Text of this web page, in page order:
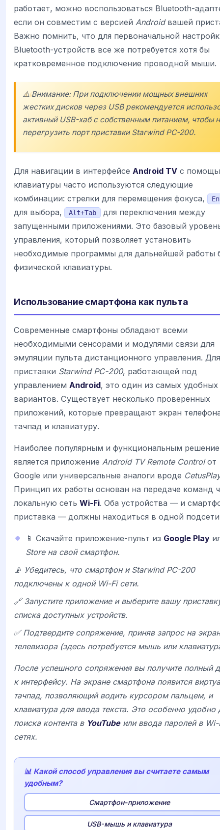
работает, можно воспользоваться Bluetooth-
если он совместим с версией Androidвашей
Важно помнить, что для первоначальной
Bluetooth-устройств все же потребуется хотя бы
кратковременное подключение проводной мыши.
⚠️ Внимание: При подключении мощных внешних
жестких дисков через USB рекомендуется
активный USB-хаб с собственным питанием, чтобы
перегрузить порт приставки Starwind PC-200.
Для навигации в интерфейсе Android TV с
клавиатуры часто используются следующие
комбинации: стрелки для перемещения фокуса,
для выбора, Alt+Tab
для переключения между
запущенными приложениями. Это базовый
управления, который позволяет установить
необходимые программы для дальнейшей работы
физической клавиатуры.
Использование смартфона как пульта
Современные смартфоны обладают всеми
необходимыми сенсорами и модулями связи для
эмуляции пульта дистанционного управления. Для
приставки Starwind PC-200, работающей под
управлением Android, это один из самых удобных
вариантов. Существует несколько проверенных
приложений, которые превращают экран
тачпад и клавиатуру.
Наиболее популярным и функциональным
является приложение Android TV Remote Controlот
Google или универсальные аналоги вроде
Принцип их работы основан на передаче команд
локальную сеть Wi-Fi. Оба устройства — и
приставка — должны находиться в одной
📱 Скачайте приложение-пульт из Google Play
Store на свой смартфон.
📡 Убедитесь, что смартфон и Starwind PC-200
подключены к одной Wi-Fi сети.
🔗 Запустите приложение и выберите вашу
списка доступных устройств.
✅ Подтвердите сопряжение, приняв запрос на
телевизора (здесь потребуется мышь или
После успешного сопряжения вы получите полный
к интерфейсу. На экране смартфона появится
тачпад, позволяющий водить курсором пальцем, и
клавиатура для ввода текста. Это особенно удобно
поиска контента в YouTubeили ввода паролей в
сетях.
📊 Какой способ управления вы считаете самым
удобным?
Смартфон-приложение
USB-мышь и клавиатура